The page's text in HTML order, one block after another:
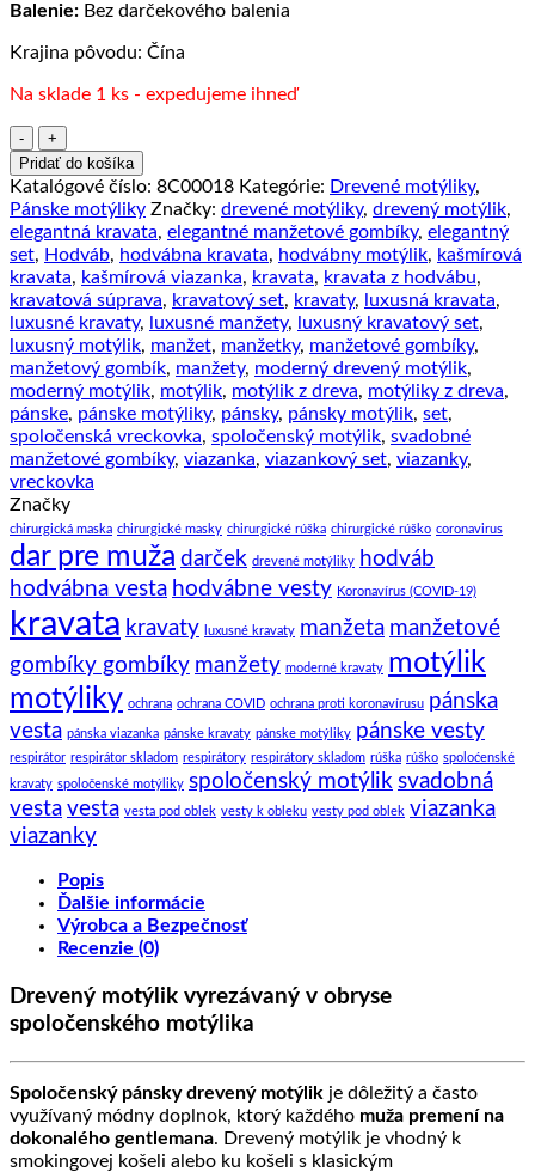
Balenie: Bez darčekového balenia
Krajina pôvodu: Čína
Na sklade 1 ks - expedujeme ihneď
množstvo
Drevený
motýlik
vyrezávaný
v
obryse
spoločenského
motýlika
Pridať do košíka
Katalógové číslo: 8C00018 Kategórie: Drevené motýliky,
Pánske motýliky Značky: drevené motýliky, drevený motýlik,
elegantná kravata, elegantné manžetové gombíky, elegantný
set, Hodváb, hodvábna kravata, hodvábny motýlik, kašmírová
kravata, kašmírová viazanka, kravata, kravata z hodvábu,
kravatová súprava, kravatový set, kravaty, luxusná kravata,
luxusné kravaty, luxusné manžety, luxusný kravatový set,
luxusný motýlik, manžet, manžetky, manžetové gombíky,
manžetový gombík, manžety, moderný drevený motýlik,
moderný motýlik, motýlik, motýlik z dreva, motýliky z dreva,
pánske, pánske motýliky, pánsky, pánsky motýlik, set,
spoločenská vreckovka, spoločenský motýlik, svadobné
manžetové gombíky, viazanka, viazankový set, viazanky,
vreckovka
Značky
chirurgická maska chirurgické masky chirurgické rúška chirurgické rúško coronavirus
dar pre muža darček drevené motýliky
hodváb
hodvábna vesta hodvábne vesty Koronavírus (COVID-19)
kravata kravaty luxusné kravaty manžeta manžetové
gombíky gombíky manžety moderné kravaty motýlik
motýliky ochrana ochrana COVID ochrana proti koronavírusu pánska
vesta pánska viazanka pánske kravaty pánske motýliky pánske vesty
respirátor respirátor skladom respirátory respirátory skladom rúška rúško spoloćenské
kravaty spoločenské motýliky spoločenský motýlik svadobná
vesta vesta vesta pod oblek vesty k obleku vesty pod oblek viazanka
viazanky
Popis
Ďalšie informácie
Výrobca a Bezpečnosť
Recenzie (0)
Drevený motýlik vyrezávaný v obryse
spoločenského motýlika
Spoločenský pánsky drevený motýlik je dôležitý a často
využívaný módny doplnok, ktorý každého muža premení na
dokonalého gentlemana. Drevený motýlik je vhodný k
smokingovej košeli alebo ku košeli s klasickým